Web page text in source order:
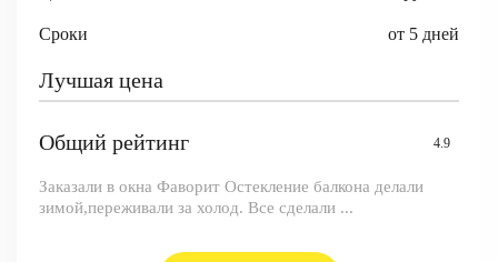
Сроки от 5 дней
Лучшая цена
Общий рейтинг 4.9
Заказали в окна Фаворит Остекление балкона делали
зимой,переживали за холод. Все сделали ...